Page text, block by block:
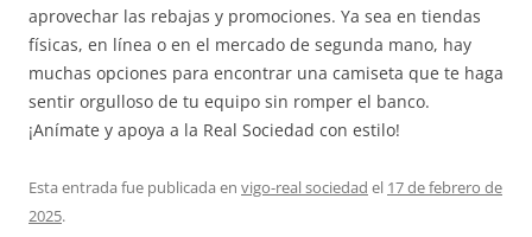
aprovechar las rebajas y promociones. Ya sea en tiendas
físicas, en línea o en el mercado de segunda mano, hay
muchas opciones para encontrar una camiseta que te haga
sentir orgulloso de tu equipo sin romper el banco.
¡Anímate y apoya a la Real Sociedad con estilo!
Esta entrada fue publicada en vigo-real sociedad el 17 de febrero de
2025.